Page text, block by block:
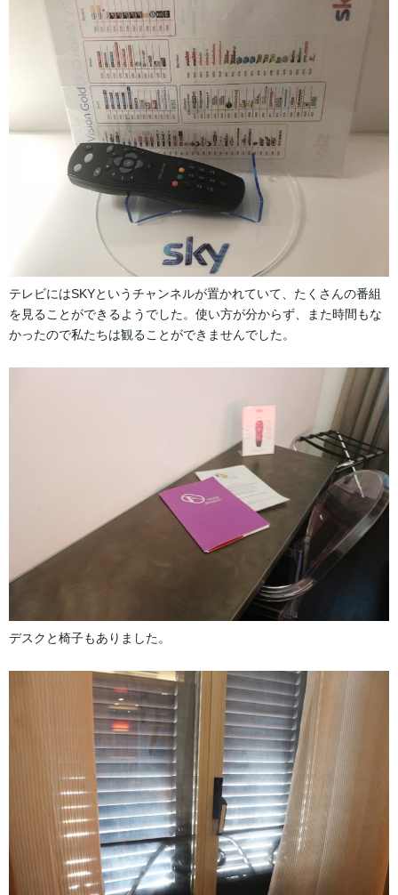
テレビにはSKYというチャンネルが置かれていて、たくさんの番組
を見ることができるようでした。使い方が分からず、また時間もな
かったので私たちは観ることができませんでした。
デスクと椅子もありました。